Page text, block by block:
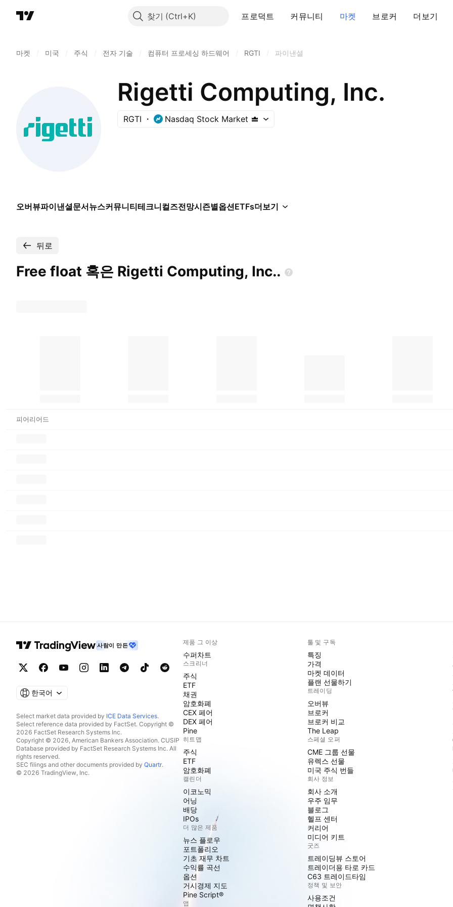
찾기 프로덕트 커뮤니티 마켓 브로커 더보기
마켓 미국 주식 전자 기술 컴퓨터 프로세싱 하드웨어 RGTI 파이낸셜
Rigetti Computing, Inc.
RGTI Nasdaq Stock Market
오버뷰파이낸셜문서뉴스커뮤니티테크니컬즈전망시즌별옵션ETFs더보기
뒤로
Free float 혹은 Rigetti Computing, Inc..
피어리어드
사람이 만든
한국어
Select market data provided by ICE Data Services.
Select reference data provided by FactSet. Copyright ©
2026 FactSet Research Systems Inc.
Copyright © 2026, American Bankers Association. CUSIP
Database provided by FactSet Research Systems Inc. All
rights reserved.
SEC filings and other documents provided by Quartr.
© 2026 TradingView, Inc.
제품 그 이상
수퍼차트
스크리너
주식
ETF
채권
암호화폐
CEX 페어
DEX 페어
Pine
히트맵
주식
ETF
암호화폐
캘린더
이코노믹
어닝
배당
IPOs
더 많은 제품
뉴스 플로우
포트폴리오
기초 재무 차트
수익률 곡선
옵션
거시경제 지도
Pine Script®
앱
툴 및 구독
특징
가격
마켓 데이터
플랜 선물하기
트레이딩
오버뷰
브로커
브로커 비교
The Leap
스페셜 오퍼
CME 그룹 선물
유렉스 선물
미국 주식 번들
회사 정보
회사 소개
우주 임무
블로그
헬프 센터
커리어
미디어 키트
굿즈
트레이딩뷰 스토어
트레이더용 타로 카드
C63 트레이드타임
정책 및 보안
사용조건